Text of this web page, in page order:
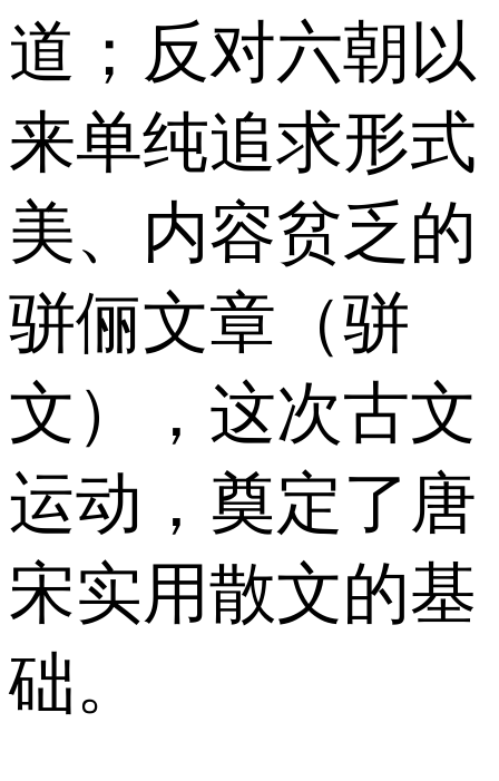
道；反对六朝以
来单纯追求形式
美、内容贫乏的
骈俪文章（骈
文），这次古文
运动，奠定了唐
宋实用散文的基
础。